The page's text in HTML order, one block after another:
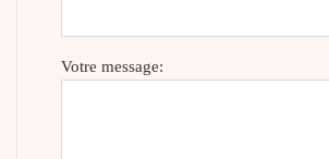
Votre message: